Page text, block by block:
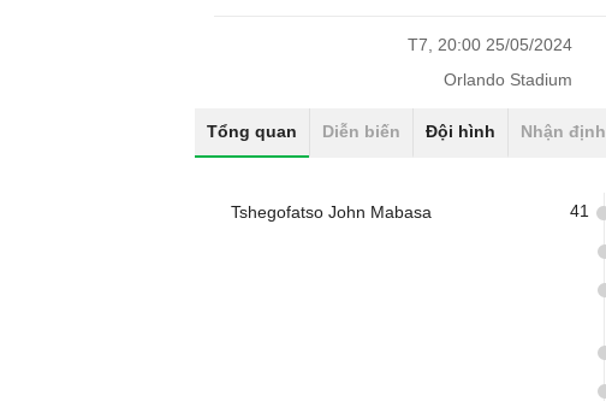
T7, 20:00 25/05/2024
Orlando Stadium
Tổng quan Diễn biến Đội hình Nhận định
Tshegofatso John Mabasa 41